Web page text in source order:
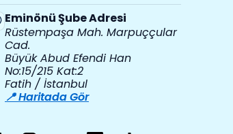
Eminönü Şube Adresi
Rüstempaşa Mah. Marpuççular
Cad.
Büyük Abud Efendi Han
No:15/215 Kat:2
Fatih / İstanbul
📍 Haritada Gör